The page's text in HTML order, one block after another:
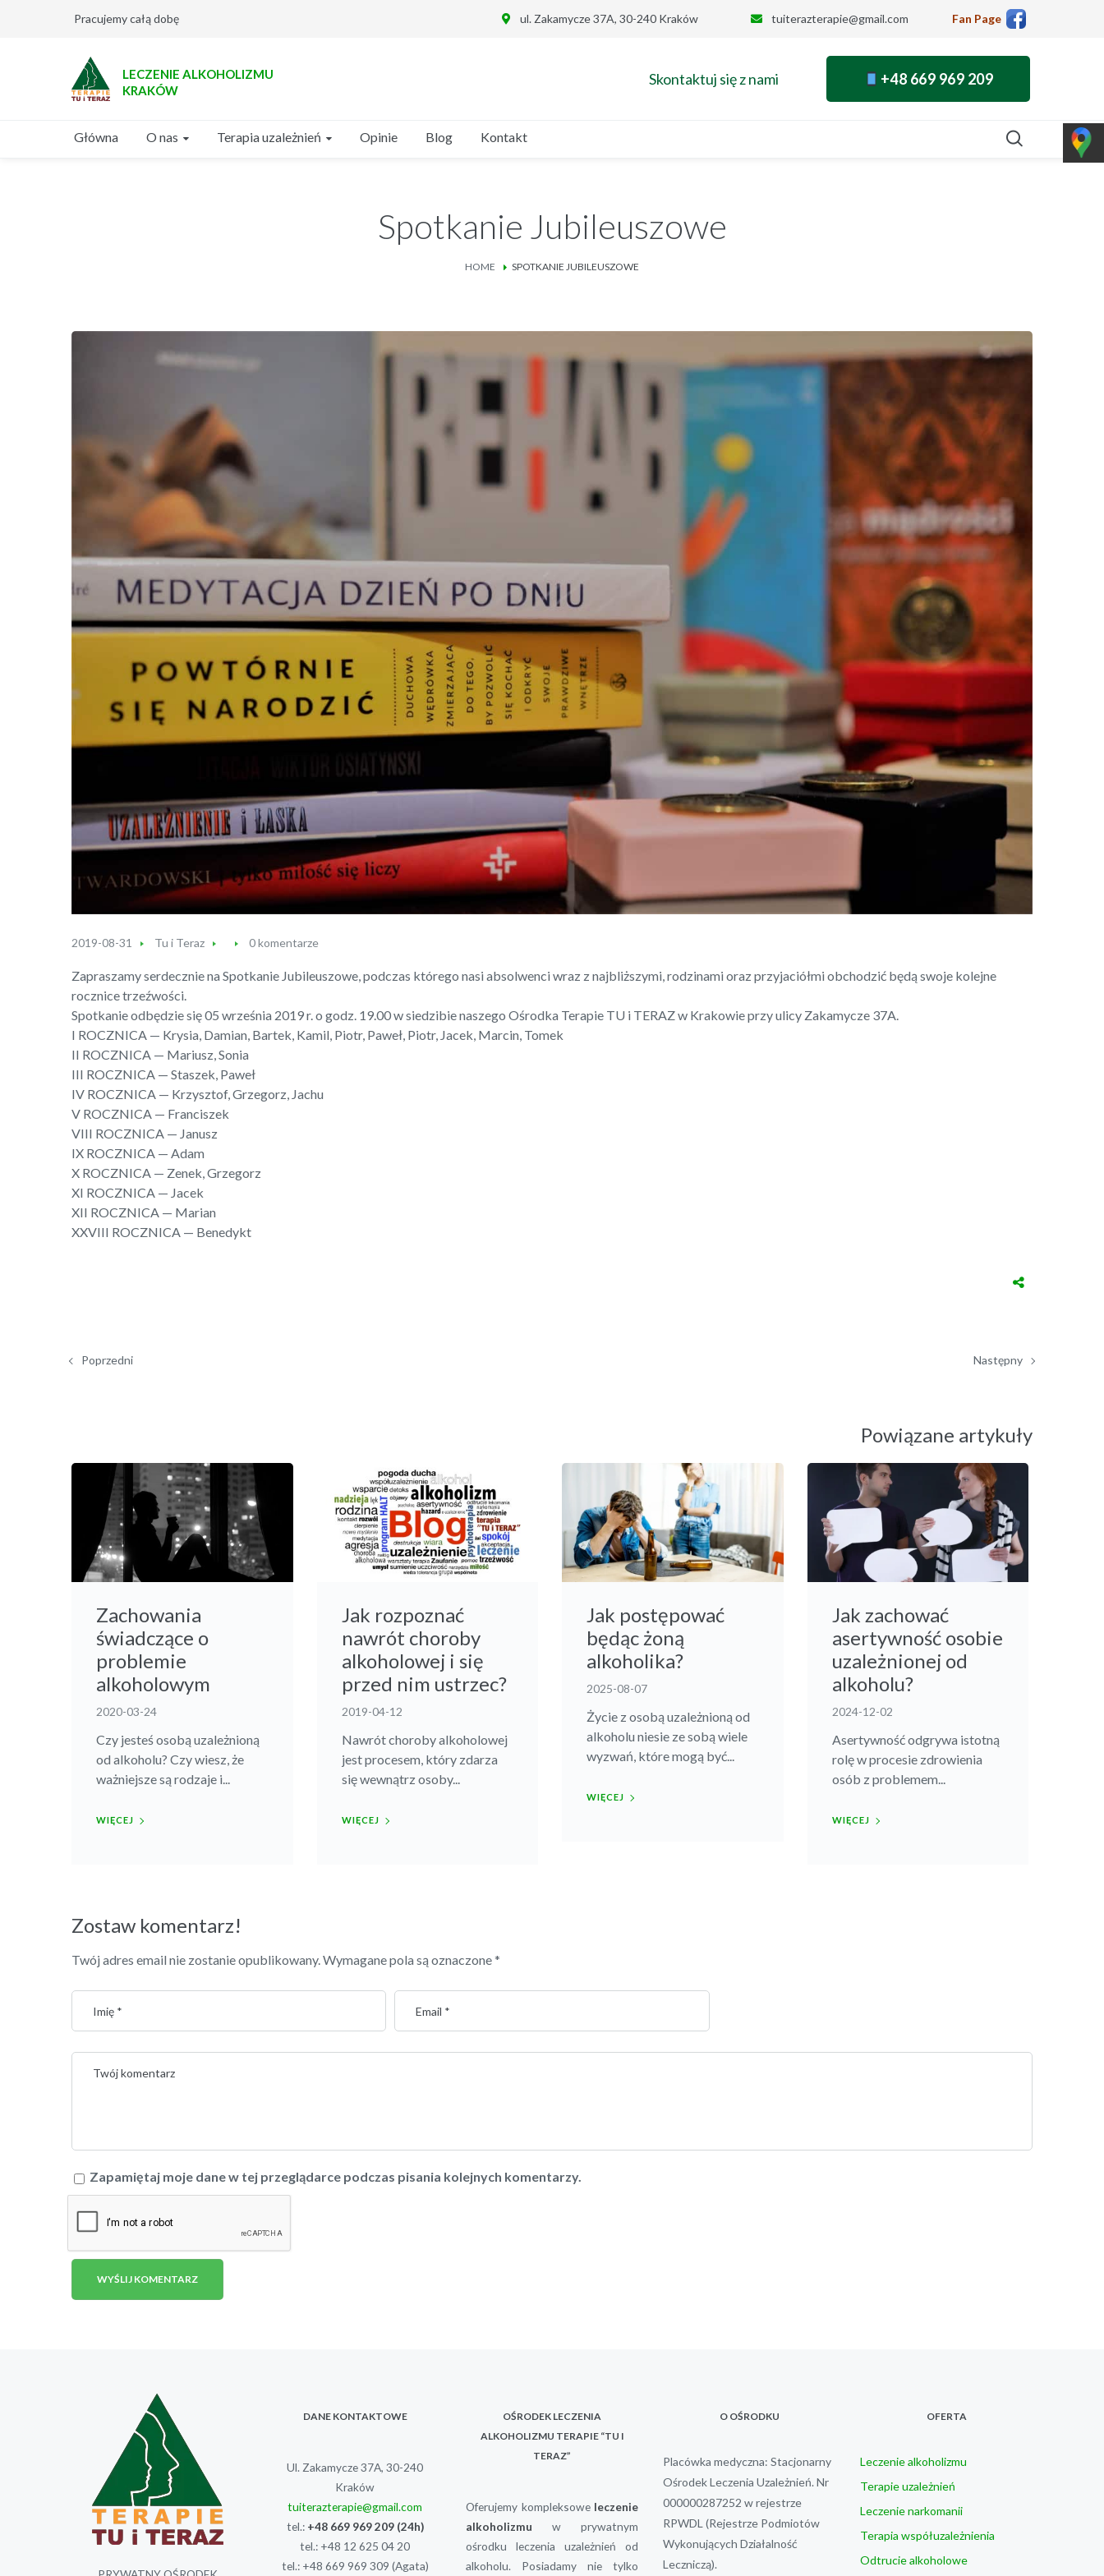
Pracujemy całą dobę ul. Zakamycze 37A, 30-240 Kraków tuiterazterapie@gmail.com Fan Page
LECZENIE ALKOHOLIZMU
KRAKÓW
Skontaktuj się z nami +48 669 969 209
Główna O nas Terapia uzależnień Opinie Blog Kontakt
Spotkanie Jubileuszowe
HOME SPOTKANIE JUBILEUSZOWE
2019-08-31 Tu i Teraz 0 komentarze
Zapraszamy serdecznie na Spotkanie Jubileuszowe, podczas którego nasi absolwenci wraz z najbliższymi, rodzinami oraz przyjaciółmi obchodzić będą swoje kolejne
rocznice trzeźwości.
Spotkanie odbędzie się 05 września 2019 r. o godz. 19.00 w siedzibie naszego Ośrodka Terapie TU i TERAZ w Krakowie przy ulicy Zakamycze 37A.
I ROCZNICA — Krysia, Damian, Bartek, Kamil, Piotr, Paweł, Piotr, Jacek, Marcin, Tomek
II ROCZNICA — Mariusz, Sonia
III ROCZNICA — Staszek, Paweł
IV ROCZNICA — Krzysztof, Grzegorz, Jachu
V ROCZNICA — Franciszek
VIII ROCZNICA — Janusz
IX ROCZNICA — Adam
X ROCZNICA — Zenek, Grzegorz
XI ROCZNICA — Jacek
XII ROCZNICA — Marian
XXVIII ROCZNICA — Benedykt
Poprzedni Następny
Powiązane artykuły
Zachowania
świadczące o
problemie
alkoholowym
2020-03-24
Czy jesteś osobą uzależnioną
od alkoholu? Czy wiesz, że
ważniejsze są rodzaje i...
WIĘCEJ
Jak rozpoznać
nawrót choroby
alkoholowej i się
przed nim ustrzec?
2019-04-12
Nawrót choroby alkoholowej
jest procesem, który zdarza
się wewnątrz osoby...
WIĘCEJ
Jak postępować
będąc żoną
alkoholika?
2025-08-07
Życie z osobą uzależnioną od
alkoholu niesie ze sobą wiele
wyzwań, które mogą być...
WIĘCEJ
Jak zachować
asertywność osobie
uzależnionej od
alkoholu?
2024-12-02
Asertywność odgrywa istotną
rolę w procesie zdrowienia
osób z problemem...
WIĘCEJ
Zostaw komentarz!
Twój adres email nie zostanie opublikowany.Wymagane pola są oznaczone*
Zapamiętaj moje dane w tej przeglądarce podczas pisania kolejnych komentarzy.
DANE KONTAKTOWE
Ul. Zakamycze 37A, 30-240
Kraków
tuiterazterapie@gmail.com
tel.: +48 669 969 209(24h)
tel.: +48 12 625 04 20
tel.: +48 669 969 309 (Agata)
OŚRODEK LECZENIA
ALKOHOLIZMU TERAPIE “TU I
TERAZ”
Oferujemy kompleksowe leczenie
alkoholizmu w prywatnym
ośrodku leczenia uzależnień od
alkoholu. Posiadamy nie tylko
O OŚRODKU
Placówka medyczna: Stacjonarny
Ośrodek Leczenia Uzależnień. Nr
000000287252 w rejestrze
RPWDL (Rejestrze Podmiotów
Wykonujących Działalność
Leczniczą).
OFERTA
Leczenie alkoholizmu
Terapie uzależnień
Leczenie narkomanii
Terapia współuzależnienia
Odtrucie alkoholowe